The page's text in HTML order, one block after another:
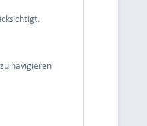
navigieren